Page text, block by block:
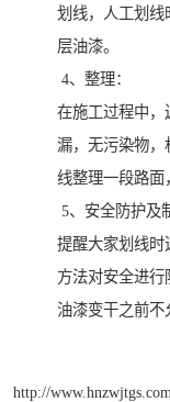
划线，人工划线
层油漆。
4、整理：
在施工过程中，
漏，无污染物，
线整理一段路面
5、安全防护及
提醒大家划线时
方法对安全进
油漆变干之前不
http://www.hnzwjtgs.com